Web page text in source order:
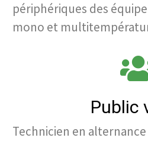
périphériques des
mono et
Public
Technicien en